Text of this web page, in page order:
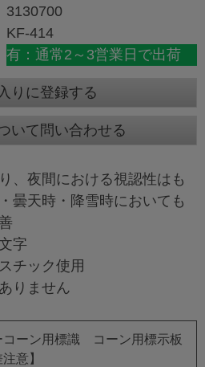
3130700
KF-414
有：通常2～3営業日で出荷
りに登録する
いて問い合わせる
、夜間における視認性はも
曇天時・降雪時においても
字
チック使用
りません
コーン用標識 コーン用標示板
注意】